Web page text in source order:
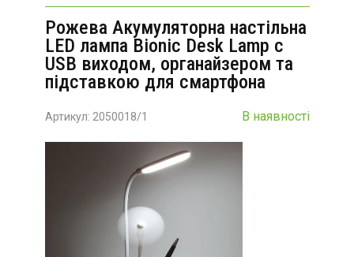
Рожева Акумуляторна настільна
LED лампа Bionic Desk Lamp c
USB виходом, органайзером та
підставкою для смартфона
Артикул: 2050018/1 В наявності